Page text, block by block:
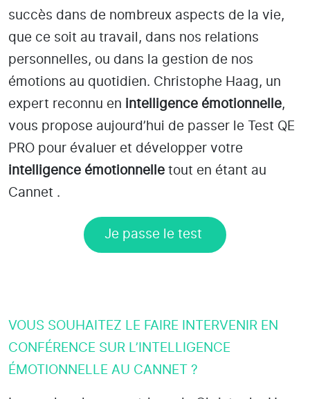
succès dans de nombreux aspects de la vie,
que ce soit au travail, dans nos relations
personnelles, ou dans la gestion de nos
émotions au quotidien. Christophe Haag, un
expert reconnu en intelligence émotionnelle,
vous propose aujourd’hui de passer le Test QE
PRO pour évaluer et développer votre
intelligence émotionnelle tout en étant au
Cannet .
Je passe le test
VOUS SOUHAITEZ LE FAIRE INTERVENIR EN
CONFÉRENCE SUR L’INTELLIGENCE
ÉMOTIONNELLE AU CANNET ?